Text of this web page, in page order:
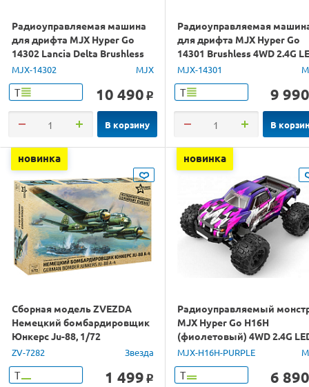
Радиоуправляемая машина
для дрифта MJX Hyper Go
14302 Lancia Delta Brushless
4WD 2.4G LED 1/14 RTR
MJX-14302 MJX
Т 10 490 o
В корзину
Радиоуправляемая
для дрифта MJX Hyper Go
14301 Brushless 4WD 2.4G
1/14 RTR
MJX-14301
Т 9 990
В
новинка
Сборная модель ZVEZDA
Немецкий бомбардировщик
Юнкерс Ju-88, 1/72
ZV-7282 Звезда
Т 1 499 o
новинка
Радиоуправляемый
MJX Hyper Go H16H
(фиолетовый) 4WD 2.4G
GPS 1/16 RTR
MJX-H16H-PURPLE
Т 6 890